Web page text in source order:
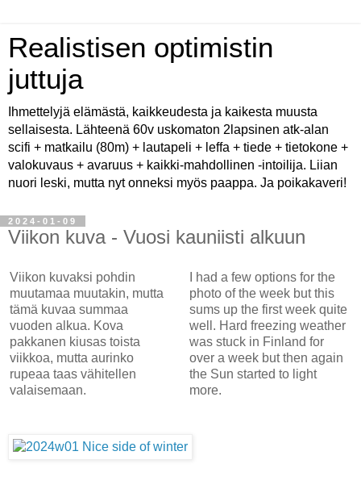
Realistisen optimistin
juttuja
Ihmettelyjä elämästä, kaikkeudesta ja kaikesta muusta
sellaisesta. Lähteenä 60v uskomaton 2lapsinen atk-alan
scifi + matkailu (80m) + lautapeli + leffa + tiede + tietokone +
valokuvaus + avaruus + kaikki-mahdollinen -intoilija. Liian
nuori leski, mutta nyt onneksi myös paappa. Ja poikakaveri!
2024-01-09
Viikon kuva - Vuosi kauniisti alkuun
Viikon kuvaksi pohdin
muutamaa muutakin, mutta
tämä kuvaa summaa
vuoden alkua. Kova
pakkanen kiusas toista
viikkoa, mutta aurinko
rupeaa taas vähitellen
valaisemaan.
I had a few options for the
photo of the week but this
sums up the first week quite
well. Hard freezing weather
was stuck in Finland for
over a week but then again
the Sun started to light
more.